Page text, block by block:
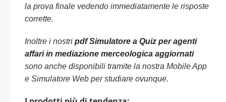
la prova finale vedendo immediatamente le risposte
corrette.
Inoltre i nostri pdf Simulatore a Quiz per agenti
affari in mediazione merceologica aggiornati
sono anche disponibili tramite la nostra Mobile App
e Simulatore Web per studiare ovunque.